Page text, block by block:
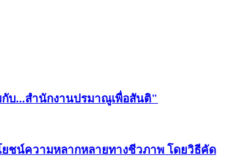
กับ...สำนักงานปรมาณูเพื่อสันติ"
ยชน์ความหลากหลายทางชีวภาพ โดยวิธีคัด